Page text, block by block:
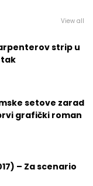
View all
strip u
setove zarad
grafički roman
– Za scenario